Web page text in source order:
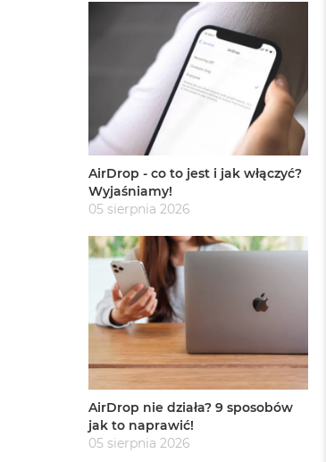
AirDrop - co to jest i jak włączyć?
Wyjaśniamy!
05 sierpnia 2026
AirDrop nie działa? 9 sposobów
jak to naprawić!
05 sierpnia 2026